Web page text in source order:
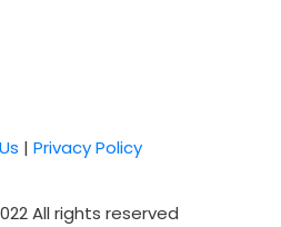
| Privacy Policy
All rights reserved